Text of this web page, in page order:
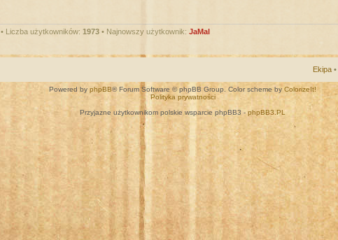
• Liczba użytkowników: 1973 • Najnowszy użytkownik: JaMal
Ekipa •
Powered by phpBB® Forum Software © phpBB Group. Color scheme by ColorizeIt!
Polityka prywatności
Przyjazne użytkownikom polskie wsparcie phpBB3 - phpBB3.PL